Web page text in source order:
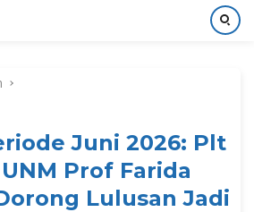
Juni 2026: Plt
Prof Farida
Lulusan Jadi